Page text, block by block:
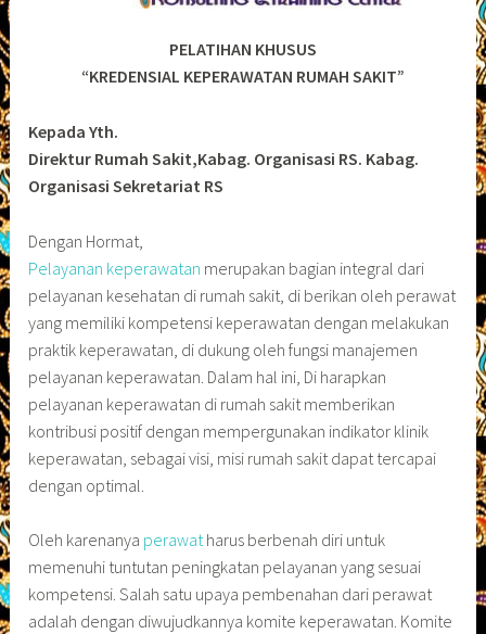
PELATIHAN KHUSUS
“KREDENSIAL KEPERAWATAN RUMAH SAKIT”
Kepada Yth.
Direktur Rumah Sakit,Kabag. Organisasi RS. Kabag.
Organisasi Sekretariat RS
Dengan Hormat,
Pelayanan keperawatan merupakan bagian integral dari
pelayanan kesehatan di rumah sakit, di berikan oleh perawat
yang memiliki kompetensi keperawatan dengan melakukan
praktik keperawatan, di dukung oleh fungsi manajemen
pelayanan keperawatan. Dalam hal ini, Di harapkan
pelayanan keperawatan di rumah sakit memberikan
kontribusi positif dengan mempergunakan indikator klinik
keperawatan, sebagai visi, misi rumah sakit dapat tercapai
dengan optimal.
Oleh karenanya perawatharus berbenah diri untuk
memenuhi tuntutan peningkatan pelayanan yang sesuai
kompetensi. Salah satu upaya pembenahan dari perawat
adalah dengan diwujudkannya komite keperawatan. Komite